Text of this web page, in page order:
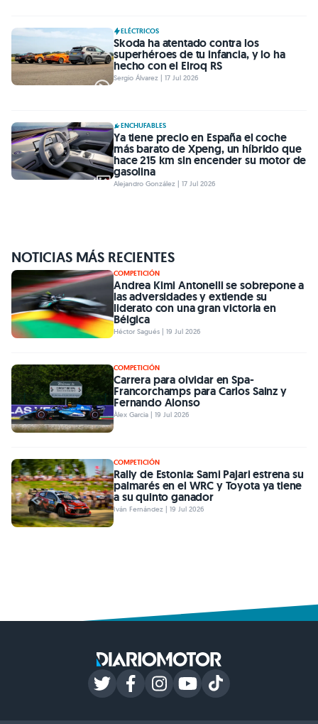
ELÉCTRICOS
Skoda ha atentado contra los
superhéroes de tu infancia, y lo ha
hecho con el Elroq RS
Sergio Álvarez | 17 Jul 2026
ENCHUFABLES
Ya tiene precio en España el coche
más barato de Xpeng, un híbrido que
hace 215 km sin encender su motor de
gasolina
Alejandro González | 17 Jul 2026
NOTICIAS MÁS RECIENTES
COMPETICIÓN
Andrea Kimi Antonelli se sobrepone a
las adversidades y extiende su
liderato con una gran victoria en
Bélgica
Héctor Sagués | 19 Jul 2026
COMPETICIÓN
Carrera para olvidar en Spa-
Francorchamps para Carlos Sainz y
Fernando Alonso
Àlex Garcia | 19 Jul 2026
COMPETICIÓN
Rally de Estonia: Sami Pajari estrena su
palmarés en el WRC y Toyota ya tiene
a su quinto ganador
Iván Fernández | 19 Jul 2026